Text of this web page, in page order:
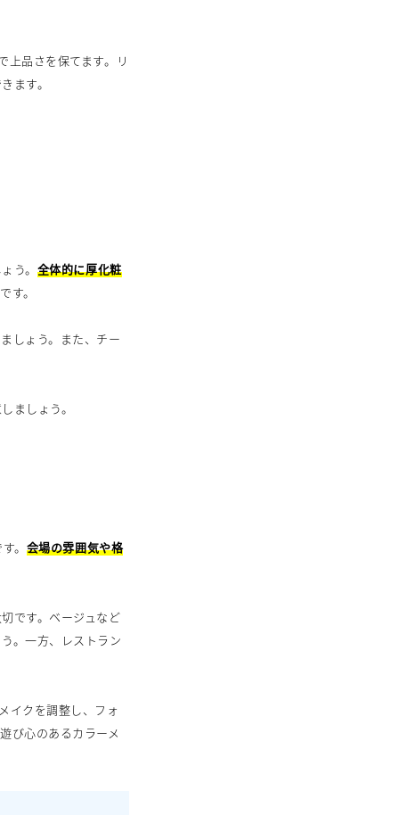
上品さを保てます。リ
ます。
う。 全体的に厚化粧
です。
しょう。また、チー
ましょう。
。 会場の雰囲気や格
です。ベージュなど
。一方、レストラン
イクを調整し、フォ
び心のあるカラーメ